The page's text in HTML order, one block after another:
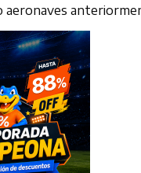
aeronaves